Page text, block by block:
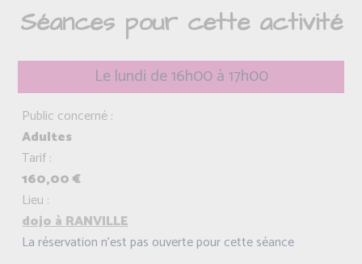
Séances pour cette activité
Le lundi de 16h00 à 17h00
Public concerné :
Adultes
Tarif :
160,00 €
Lieu :
dojo à RANVILLE
La réservation n'est pas ouverte pour cette séance